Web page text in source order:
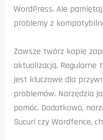
WordPress. Ale
problemy z
Zawsze twórz kopię
aktualizacją. Regularne
jest kluczowe dla
problemów. Narzędzia
pomóc. Dodatkowo,
Sucuri czy Wordfence,